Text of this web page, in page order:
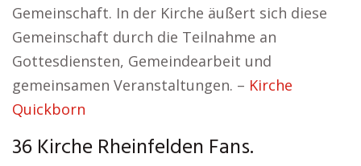
Gemeinschaft. In der Kirche äußert sich diese
Gemeinschaft durch die Teilnahme an
Gottesdiensten, Gemeindearbeit und
gemeinsamen Veranstaltungen. – Kirche
Quickborn
36 Kirche Rheinfelden Fans.